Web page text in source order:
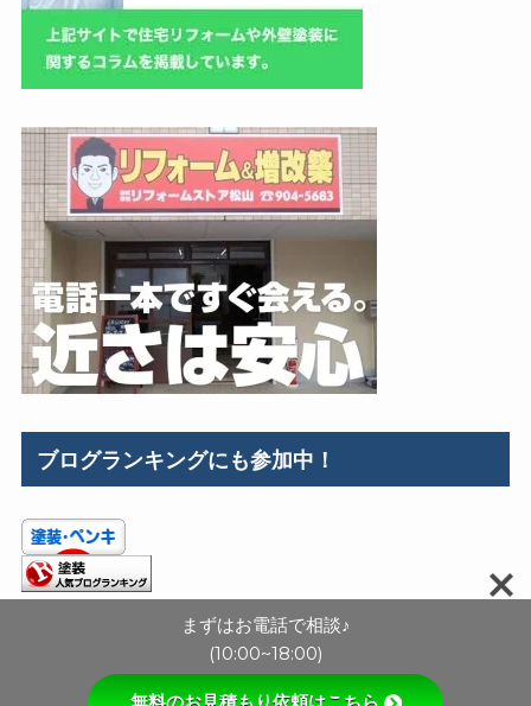
ブログランキングにも参加中！
まずはお電話で相談♪
(10:00~18:00)